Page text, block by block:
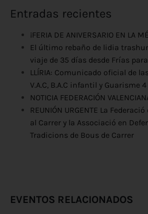
Entradas recientes
¡FERIA DE ANIVERSARIO EN LA
El último rebaño de lidia
viaje de 35 días desde Frías
LLÍRIA: Comunicado oficial de
V.A.C, B.A.C infantil y Guarisme 4
NOTICIA FEDERACIÓN
REUNIÓN URGENTE La
al Carrer y la Associació en
Tradicions de Bous de Carrer
EVENTOS RELACIONADOS